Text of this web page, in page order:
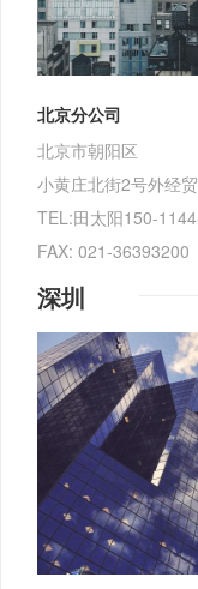
北京分公司
北京市朝阳区
小黄庄北街2号外经
TEL:田太阳150-
FAX: 021-36393200
深圳